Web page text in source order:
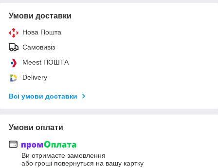
Умови доставки
Нова Пошта
Самовивіз
Meest ПОШТА
Delivery
Всі умови доставки
Умови оплати
Ви отримаєте замовлення
або гроші повернуться на вашу картку